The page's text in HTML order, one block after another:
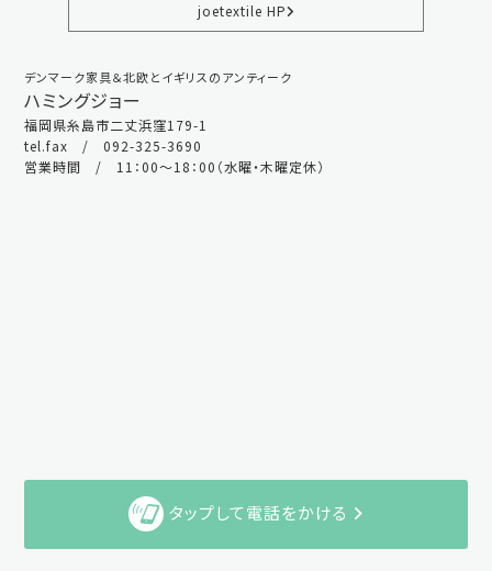
joetextile HP
デンマーク家具＆北欧とイギリスのアンティーク
ハミングジョー
福岡県糸島市二丈浜窪179-1
tel.fax / 092-325-3690
営業時間 / 11：00～18：00（水曜・木曜定休）
タップして電話をかける